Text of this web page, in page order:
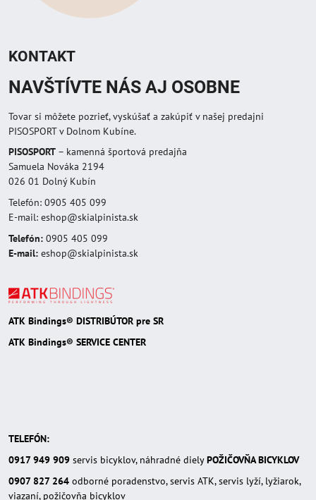
KONTAKT
NAVŠTÍVTE NÁS AJ OSOBNE
Tovar si môžete pozrieť, vyskúšať a zakúpiť v našej predajni
PISOSPORT v Dolnom Kubíne.
PISOSPORT – kamenná športová predajňa
Samuela Nováka 2194
026 01 Dolný Kubín
Telefón: 0905 405 099
E-mail: eshop@skialpinista.sk
Telefón: 0905 405 099
E-mail: eshop@skialpinista.sk
ATK Bindings® DISTRIBÚTOR pre SR
ATK Bindings® SERVICE CENTER
TELEFÓN:
0917 949 909 servis bicyklov, náhradné dielyPOŽIČOVŇA BICYKLOV
0907 827 264 odborné poradenstvo, servis ATK, servis lyží, lyžiarok,
viazaní, požičovňa bicyklov